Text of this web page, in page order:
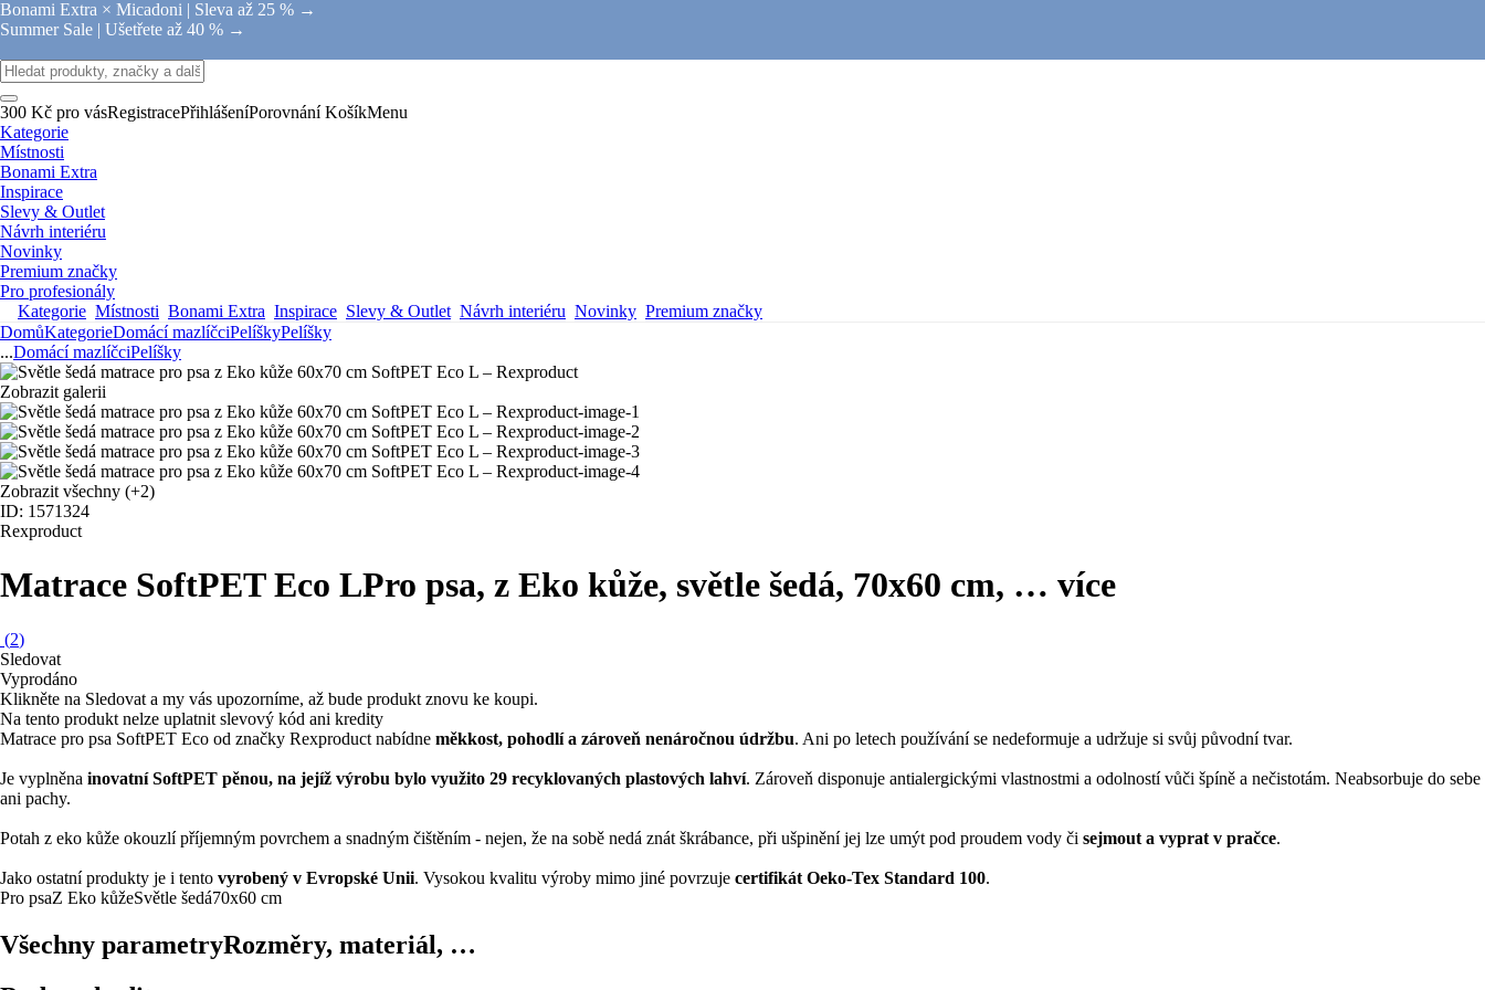
Bonami Extra × Micadoni | Sleva až 25 % →
Summer Sale | Ušetřete až 40 % →
300 Kč pro vásRegistracePřihlášeníPorovnání KošíkMenu
Kategorie
Místnosti
Bonami Extra
Inspirace
Slevy & Outlet
Návrh interiéru
Novinky
Premium značky
Pro profesionály
Kategorie Místnosti Bonami Extra Inspirace Slevy & Outlet Návrh interiéru Novinky Premium značky
DomůKategorieDomácí mazlíčciPelíškyPelíšky
...Domácí mazlíčciPelíšky
Zobrazit galerii
Zobrazit všechny (+2)
ID: 1571324
Rexproduct
Matrace SoftPET Eco LPro psa, z Eko kůže, světle šedá, 70x60 cm, … více
(2)
Sledovat
Vyprodáno
Klikněte na Sledovat a my vás upozorníme, až bude produkt znovu ke koupi.
Na tento produkt nelze uplatnit slevový kód ani kredity
Matrace pro psa SoftPET Eco od značky Rexproduct nabídne měkkost, pohodlí a zároveň nenáročnou údržbu. Ani po letech používání se nedeformuje a udržuje si svůj původní tvar.
Je vyplněna inovatní SoftPET pěnou, na jejíž výrobu bylo využito 29 recyklovaných plastových lahví. Zároveň disponuje antialergickými vlastnostmi a odolností vůči špíně a nečistotám. Neabsorbuje do sebe
ani pachy.
Potah z eko kůže okouzlí příjemným povrchem a snadným čištěním - nejen, že na sobě nedá znát škrábance, při ušpinění jej lze umýt pod proudem vody či sejmout a vyprat v pračce.
Jako ostatní produkty je i tento vyrobený v Evropské Unii. Vysokou kvalitu výroby mimo jiné povrzuje certifikát Oeko-Tex Standard 100.
Pro psaZ Eko kůžeSvětle šedá70x60 cm
Všechny parametryRozměry, materiál, …